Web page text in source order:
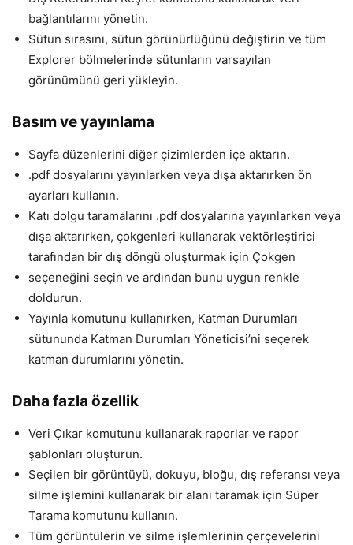
bağlantılarını yönetin.
Sütun sırasını, sütun görünürlüğünü değiştirin ve tüm
Explorer bölmelerinde sütunların varsayılan
görünümünü geri yükleyin.
Basım ve yayınlama
Sayfa düzenlerini diğer çizimlerden içe aktarın.
.pdf dosyalarını yayınlarken veya dışa aktarırken ön
ayarları kullanın.
Katı dolgu taramalarını .pdf dosyalarına yayınlarken veya
dışa aktarırken, çokgenleri kullanarak vektörleştirici
tarafından bir dış döngü oluşturmak için Çokgen
seçeneğini seçin ve ardından bunu uygun renkle
doldurun.
Yayınla komutunu kullanırken, Katman Durumları
sütununda Katman Durumları Yöneticisi’ni seçerek
katman durumlarını yönetin.
Daha fazla özellik
Veri Çıkar komutunu kullanarak raporlar ve rapor
şablonları oluşturun.
Seçilen bir görüntüyü, dokuyu, bloğu, dış referansı veya
silme işlemini kullanarak bir alanı taramak için Süper
Tarama komutunu kullanın.
Tüm görüntülerin ve silme işlemlerinin çerçevelerini